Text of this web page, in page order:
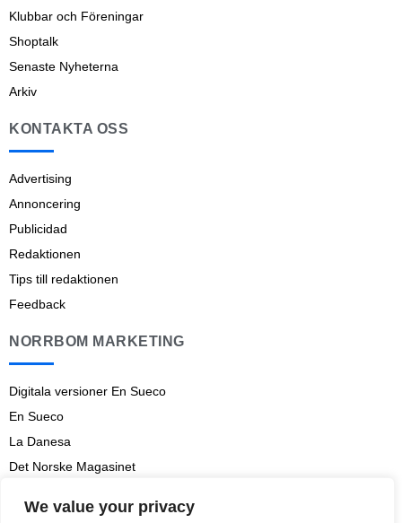
We value your privacy
Klubbar och Föreningar
Shoptalk
Senaste Nyheterna
Arkiv
KONTAKTA OSS
Advertising
Annoncering
Publicidad
Redaktionen
Tips till redaktionen
Feedback
NORRBOM MARKETING
Digitala versioner En Sueco
En Sueco
La Danesa
Det Norske Magasinet
Aviso legal